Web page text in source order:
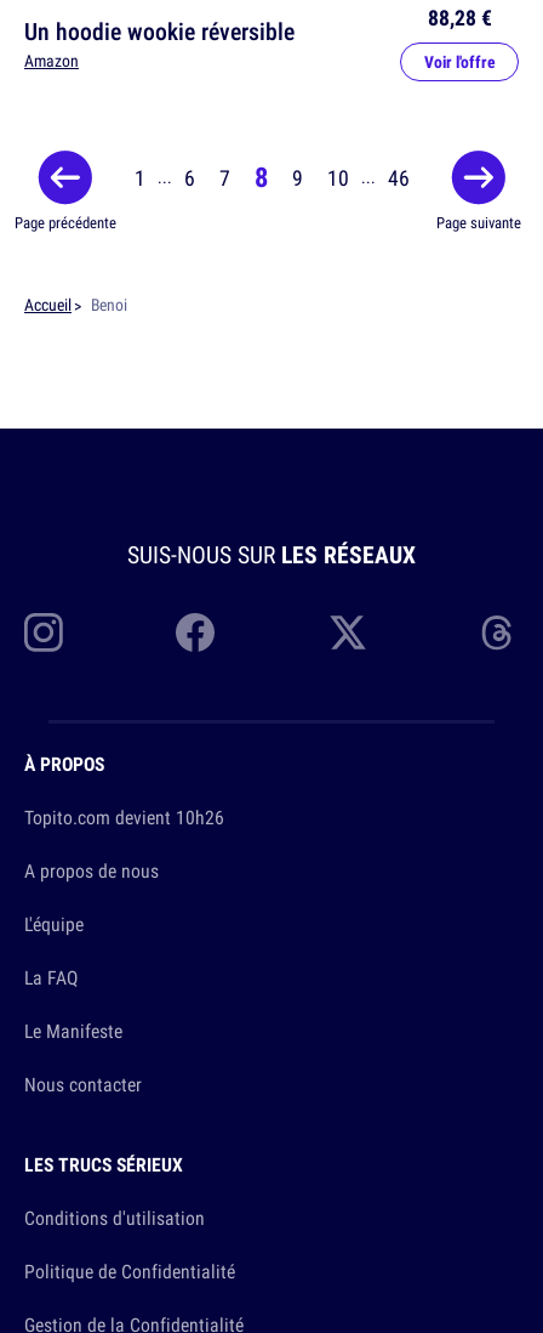
Un hoodie wookie réversible
Amazon
88,28 €
Voir l'offre
Page précédente
1 ... 6 7 8 9 10 ... 46
Page suivante
Accueil Benoi
SUIS-NOUS SUR LES RÉSEAUX
À PROPOS
Topito.com devient 10h26
A propos de nous
L'équipe
La FAQ
Le Manifeste
Nous contacter
LES TRUCS SÉRIEUX
Conditions d'utilisation
Politique de Confidentialité
Gestion de la Confidentialité